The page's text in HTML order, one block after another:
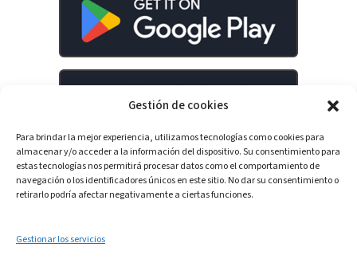
Gestión de cookies
Para brindar la mejor experiencia, utilizamos tecnologías como cookies para
almacenar y/o acceder a la información del dispositivo. Su consentimiento para
estas tecnologías nos permitirá procesar datos como el comportamiento de
navegación o los identificadores únicos en este sitio. No dar su consentimiento o
retirarlo podría afectar negativamente a ciertas funciones.
Gestionar los servicios